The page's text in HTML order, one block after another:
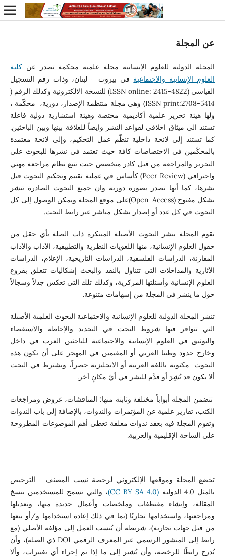
عن المجلة
المجلة الدولية للعلوم الإنسانية مجلة علمية محكمة تصدر عنكلية
العلوم الإنسانية والاجتماعية في بيروت - لبنان، وذات رقم التسجيل
القياسي (ISSN online: 2415-4822) للنسخة الالكترونية وكذلك الرقم (
5414-2708:ISSN print) وهي مجلة منتظمة الإصدار، دورية، محكّمة ،
ولها هيئة تحرير علمية أكاديمية مختصة وهيئة استشارية دولية فاعلة
تستند الى ميثاق اخلاقي لقواعد النشر وايضاً للعلاقة بينها وبين الباحثين.
كما تستند إلى لائحة داخلية تنظّم عمل التحكيم، وإلى لائحة معتمدة
بالمحكّمين في الاختصاصات كافة حيث تعتمد في نشرها للبحوث على
التحرير والمراجعة من قبل كادر متخصص حيث تتبع نظام مراجعة مهني
واحترافي (Peer Review) كأساس في عملية تقييم وتحكيم البحوث قبل
نشرها، كما أنها تصدر بصورة دورية وان جميع البحوث الصادرة تنشر
بشكل مفتوح (Open-Access)على موقع المجلة ويمكن الوصول إلى كل
البحوث في كل عدد أو إصدار بشكل مباشر عبر رابط البحث.
تقوم المجلة بنشر البحوث الأصيلة المبتكرة ذات الصلة بأي حقل من
حقول العلوم الإنسانية، منها اللغويات النظرية والتطبيقية، الآداب والآداب
المقارنة، الدراسات الفلسفية، الدراسات التاريخية، الإعلام، الدراسات
الآثارية والمداخلات التي تتناول بالنقد والبحث إشكاليات تتعلق بفروع
العلوم الإنسانية وأسئلتها المركزية، وكذلك تلك التي تعكس جدلاً وسجالاً
حول ما ينشر في المجلة من إسهامات متنوعة.
تنشر المجلة الدولية للعلوم الإنسانية والاجتماعية البحوث العلمية الأصيلة
التي تتوافر فيها شروط البحث في التحديد والإحاطة والاستقصاء
والتوثيق في العلوم الإنسانية والاجتماعية للباحثين العرب في داخل
وخارج حدود وطننا العربي أو المقيمين في المهجر على أن تكون هذه
البحوث مكتوبة باللغة العربية أو الانجليزية حصراً، ويشترط في البحث
ألا يكون قد نُشِرَ أو قدَّم للنشر في أيّ مكانٍ آخر.
تتضمن المجلة أبواباً مختلفة وثابتة منها: المناقشات، عروض ومراجعات
الكتب، تقارير علمية عن المؤتمرات والندوات، بالإضافة إلى باب الندوات
وتقوم المجلة فيه بعقد ندوات مغلقة تغطي أهم الموضوعات المطروحة
على الساحة الإقليمية والعربية.
تخضع المجلة وموقعها الإلكتروني لرخصة نسب المصنف - الترخيص
بالمثل 4.0 الدولية
(CC BY-SA 4.0)
، والتي تسمح للمستخدمين بنسخ
المقالة، وإنشاء مقتطفات وملخصات وأعمال جديدة منها، وتعديلها
ومراجعتها، واستخدامها تجاريًا (بما في ذلك إعادة استخدامها و/أو بيعها
من قبل جهات تجارية)، شريطة أن يُنسب العمل إلى مؤلفه الأصلي (مع
رابط إلى المنشور الرسمي عبر المعرف الرقمي DOI ذي الصلة)، وأن
يُدرج رابطًا للرخصة، وأن يُشير إلى ما إذا تم إجراء أي تغييرات، وألا